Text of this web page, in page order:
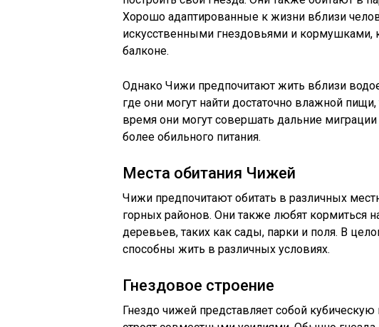
Хорошо адаптированные к жизни вблизи
искусственными гнездовьями и кормушками,
балконе.
Однако Чижи предпочитают жить вблизи
где они могут найти достаточно влажной
время они могут совершать дальние
более обильного питания.
Места обитания Чижей
Чижи предпочитают обитать в различных
горных районов. Они также любят кормиться
деревьев, таких как сады, парки и поля. В
способны жить в различных условиях.
Гнездовое строение
Гнездо чижей представляет собой